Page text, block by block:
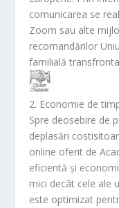
comunicarea se
Zoom sau alte
recomandărilor
familială
2. Economie de
Spre deosebire de
deplasări
online oferit de
eficientă și
mici decât cele ale
este optimizat